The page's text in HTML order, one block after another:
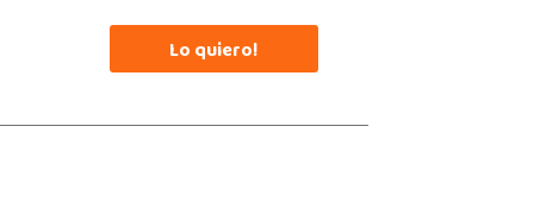
Lo quiero!